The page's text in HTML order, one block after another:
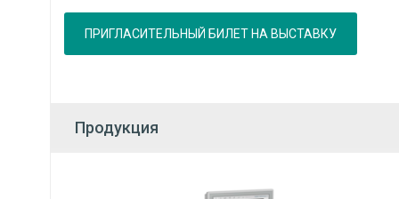
ПРИГЛАСИТЕЛЬНЫЙ БИЛЕТ НА ВЫСТАВКУ
Продукция